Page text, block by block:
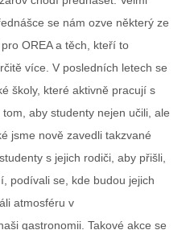
se nám ozve některý ze
OREA a těch, kteří to
více. V posledních letech se
školy, které aktivně pracují s
aby studenty nejen učili, ale
jsme nově zavedli takzvané
s jejich rodiči, aby přišli,
podívali se, kde budou jejich
atmosféru v
gastronomii. Takové akce se